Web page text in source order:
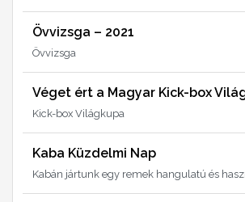
Övvizsga – 2021
Övvizsga
Véget ért a Magyar Kick-box
Kick-box Világkupa
Kaba Küzdelmi Nap
Kabán jártunk egy remek hangulatú és